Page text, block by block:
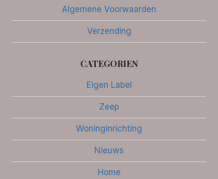
Algemene Voorwaarden
Verzending
CATEGORIEN
Eigen Label
Zeep
Woninginrichting
Nieuws
Home